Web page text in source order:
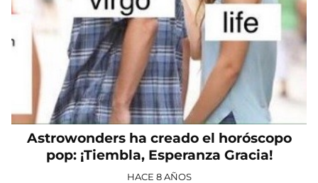
Astrowonders ha creado el horóscopo
pop: ¡Tiembla, Esperanza Gracia!
HACE 8 AÑOS